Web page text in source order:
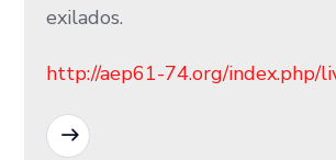
exilados.
http://aep61-74.org/index.php/